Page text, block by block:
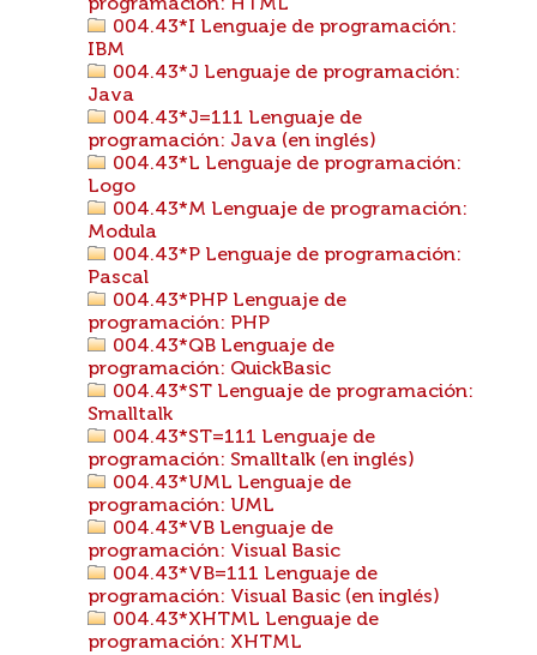
programación: HTML
004.43*I Lenguaje de programación:
IBM
004.43*J Lenguaje de programación:
Java
004.43*J=111 Lenguaje de
programación: Java (en inglés)
004.43*L Lenguaje de programación:
Logo
004.43*M Lenguaje de programación:
Modula
004.43*P Lenguaje de programación:
Pascal
004.43*PHP Lenguaje de
programación: PHP
004.43*QB Lenguaje de
programación: QuickBasic
004.43*ST Lenguaje de programación:
Smalltalk
004.43*ST=111 Lenguaje de
programación: Smalltalk (en inglés)
004.43*UML Lenguaje de
programación: UML
004.43*VB Lenguaje de
programación: Visual Basic
004.43*VB=111 Lenguaje de
programación: Visual Basic (en inglés)
004.43*XHTML Lenguaje de
programación: XHTML